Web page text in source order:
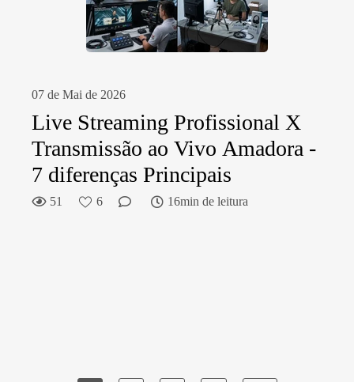
07 de Mai de 2026
Live Streaming Profissional X
Transmissão ao Vivo Amadora -
7 diferenças Principais
51 6 16min de leitura